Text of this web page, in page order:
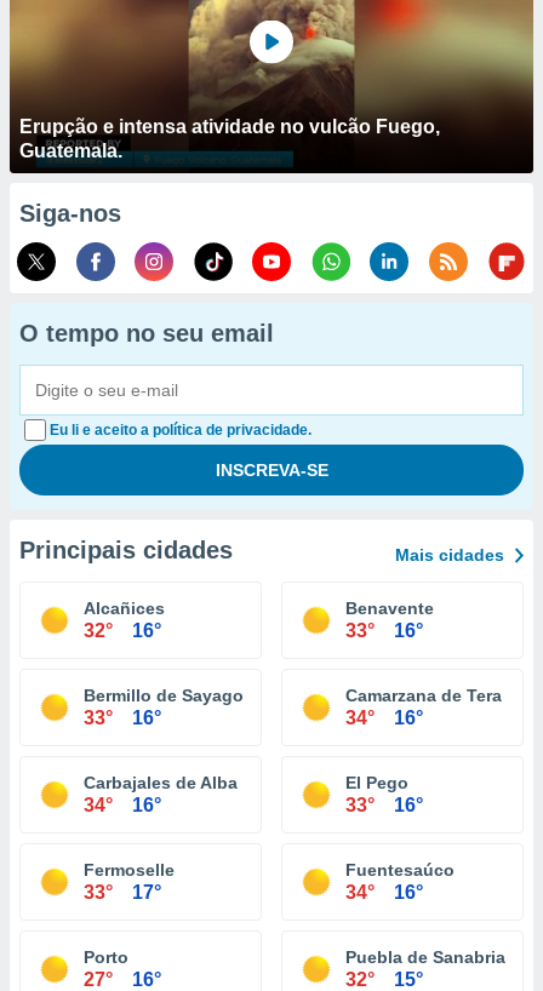
Erupção e intensa atividade no vulcão Fuego,
Guatemala.
Siga-nos
O tempo no seu email
Eu li e aceito a política de privacidade.
Principais cidades Mais cidades
Alcañices
32° 16°
Benavente
33° 16°
Bermillo de Sayago
33° 16°
Camarzana de Tera
34° 16°
Carbajales de Alba
34° 16°
El Pego
33° 16°
Fermoselle
33° 17°
Fuentesaúco
34° 16°
Porto
27° 16°
Puebla de Sanabria
32° 15°